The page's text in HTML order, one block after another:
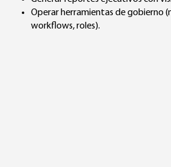
Operar herramientas de gobierno
workflows, roles).